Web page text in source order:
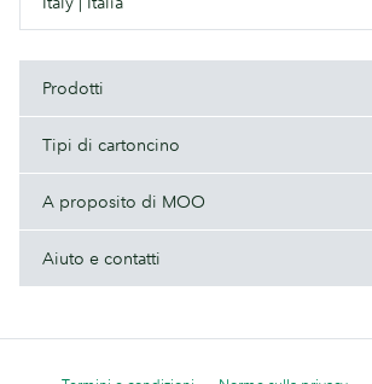
Prodotti
Tipi di cartoncino
A proposito di MOO
Aiuto e contatti